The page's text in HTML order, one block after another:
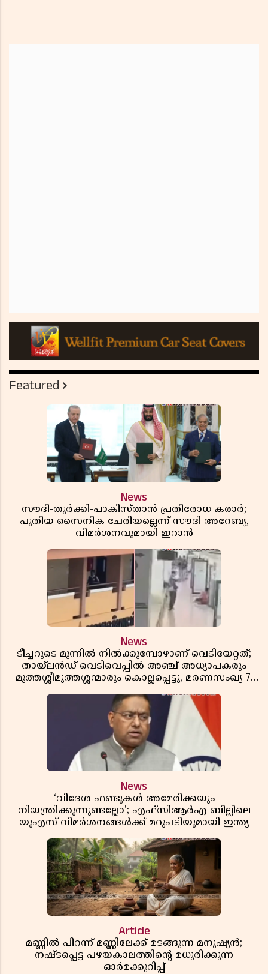
Featured
News
സൗദി-തുർക്കി-പാകിസ്താൻ പ്രതിരോധ കരാർ;
പുതിയ സൈനിക ചേരിയല്ലെന്ന് സൗദി അറേബ്യ,
വിമർശനവുമായി ഇറാൻ
News
ടീച്ചറുടെ മുന്നിൽ നിൽക്കുമ്പോഴാണ് വെടിയേറ്റത്;
തായ്‌ലൻഡ് വെടിവെപ്പിൽ അഞ്ച് അധ്യാപകരും
മുത്തശ്ശീമുത്തശ്ശന്മാരും കൊല്ലപ്പെട്ടു, മരണസംഖ്യ 7;
News
‘വിദേശ ഫണ്ടുകൾ അമേരിക്കയും
നിയന്ത്രിക്കുന്നുണ്ടല്ലോ’; എഫ്സിആർഎ ബില്ലിലെ
യുഎസ് വിമർശനങ്ങൾക്ക് മറുപടിയുമായി ഇന്ത്യ
Article
മണ്ണിൽ പിറന്ന് മണ്ണിലേക്ക് മടങ്ങുന്ന മനുഷ്യൻ;
നഷ്ടപ്പെട്ട പഴയകാലത്തിൻ്റെ മധുരിക്കുന്ന
ഓർമക്കുറിപ്പ്